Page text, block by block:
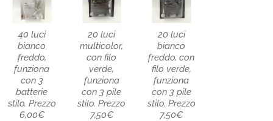
40 luci
bianco
freddo,
funziona
con 3
batterie
stilo. Prezzo
6,00€
20 luci
multicolor,
con filo
verde,
funziona
con 3 pile
stilo. Prezzo
7,50€
20 luci
bianco
freddo, con
filo verde,
funziona
con 3 pile
stilo. Prezzo
7,50€